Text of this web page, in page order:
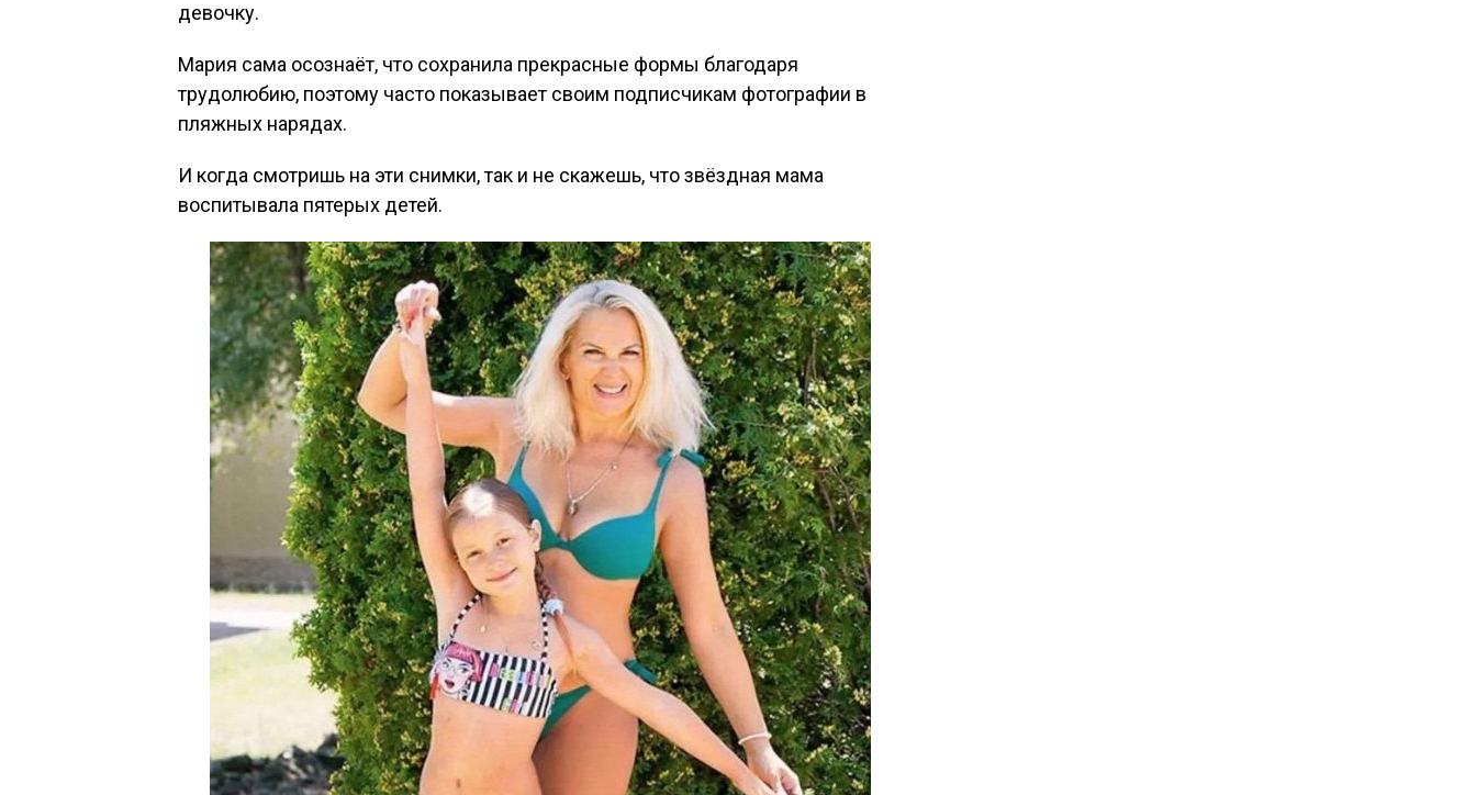
девочку.
Мария сама осознаёт, что сохранила прекрасные формы благодаря
трудолюбию, поэтому часто показывает своим подписчикам фотографии в
пляжных нарядах.
И когда смотришь на эти снимки, так и не скажешь, что звёздная мама
воспитывала пятерых детей.